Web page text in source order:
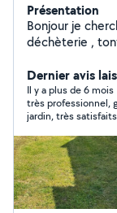
Présentation
Bonjour je cherche déménagement ,
déchèterie , tonte de
Dernier avis
Il y a plus de 6 mois
très professionnel,
jardin, très